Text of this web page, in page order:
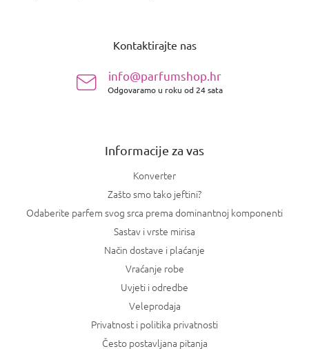
Kontaktirajte nas
info@parfumshop.hr
Odgovaramo u roku od 24 sata
Informacije za vas
Konverter
Zašto smo tako jeftini?
Odaberite parfem svog srca prema dominantnoj komponenti
Sastav i vrste mirisa
Način dostave i plaćanje
Vraćanje robe
Uvjeti i odredbe
Veleprodaja
Privatnost i politika privatnosti
Često postavljana pitanja